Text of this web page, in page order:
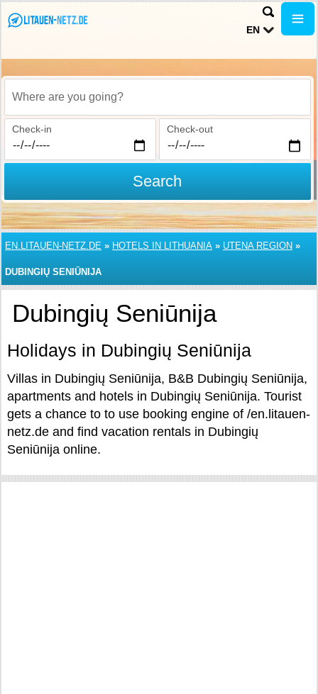
EN
Where are you going?
Check-in Check-out
Search
EN.LITAUEN-NETZ.DE » HOTELS IN LITHUANIA » UTENA REGION »
DUBINGIŲ SENIŪNIJA
Dubingių Seniūnija
Holidays in Dubingių Seniūnija
Villas in Dubingių Seniūnija, B&B Dubingių Seniūnija,
apartments and hotels in Dubingių Seniūnija. Tourist
gets a chance to to use booking engine of /en.litauen-
netz.de and find vacation rentals in Dubingių
Seniūnija online.